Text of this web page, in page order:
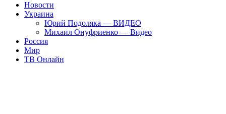
Новости
Украина
Юрий Подоляка — ВИДЕО
Михаил Онуфриенко — Видео
Россия
Мир
ТВ Онлайн